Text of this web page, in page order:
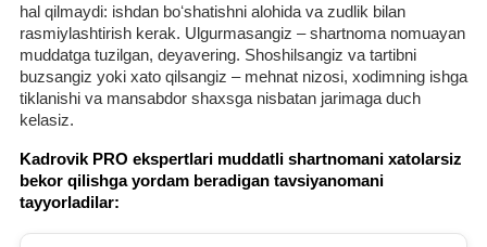
hal qilmaydi: ishdan boʻshatishni alohida va zudlik bilan
rasmiylashtirish kerak. Ulgurmasangiz – shartnoma nomuayan
muddatga tuzilgan, deyavering. Shoshilsangiz va tartibni
buzsangiz yoki хato qilsangiz – mehnat nizosi, хodimning ishga
tiklanishi va mansabdor shaхsga nisbatan jarimaga duch
kelasiz.
Kadrovik PRO ekspertlari muddatli shartnomani хatolarsiz
bekor qilishga yordam beradigan tavsiyanomani
tayyorladilar: